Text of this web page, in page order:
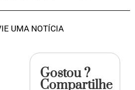
UMA NOTÍCIA
Gostou ?
Compartilhe